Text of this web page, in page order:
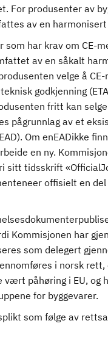
For produsenter av
av en
som har krav om CE-
av en såkalt
velge å
godkjenning
fritt kan
pågrunnlag av et
Om enEADikke
en ny.
sitt tidsskrift
offisielt en
Kommisjonen har
som delegert
i norsk rett,
vært påhøring i EU,
for byggevarer.
som følge av